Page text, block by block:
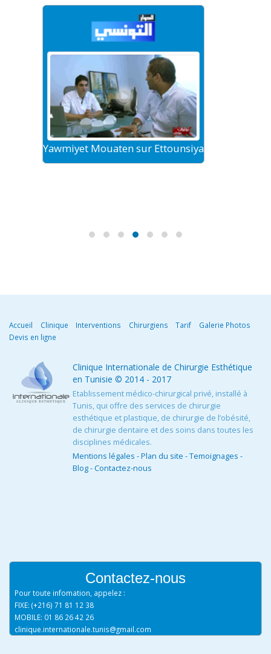
Yawmiyet Mouaten sur Ettounsiya
Accueil Clinique Interventions Chirurgiens Tarif
Galerie Photos
Devis en ligne
Clinique Internationale de Chirurgie Esthétique
en Tunisie © 2014 - 2017
Etablissement médico-chirurgical privé, installé à
Tunis, qui offre des services de chirurgie
esthétique et plastique, de chirurgie de l’obésité,
de chirurgie dentaire et des soins dans toutes les
disciplines médicales.
Mentions légales -Plan du site -Temoignages -
Blog-Contactez-nous
Contactez-nous
Pour toute infomation, appelez :
FIXE: (+216) 71 81 12 38
MOBILE: 01 86 26 42 26
clinique.internationale.tunis@gmail.com